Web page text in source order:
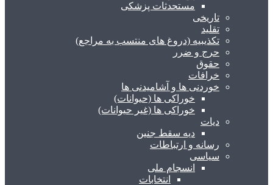
مستحدثات پزشکی
تاریخی
تقلید
تکذیبیه (دروغ های منتسب به مراجع)
حرج و ضرر
حقوق
خرافات
خوردنی ها و آشامیدنی ها
خوراکی ها (حیوانات)
خوراکی ها (غیر حیوانات)
دیات
دیه سقط جنین
رسانه و ارتباطات
سیاسی
انسجام ملی
انتخابات